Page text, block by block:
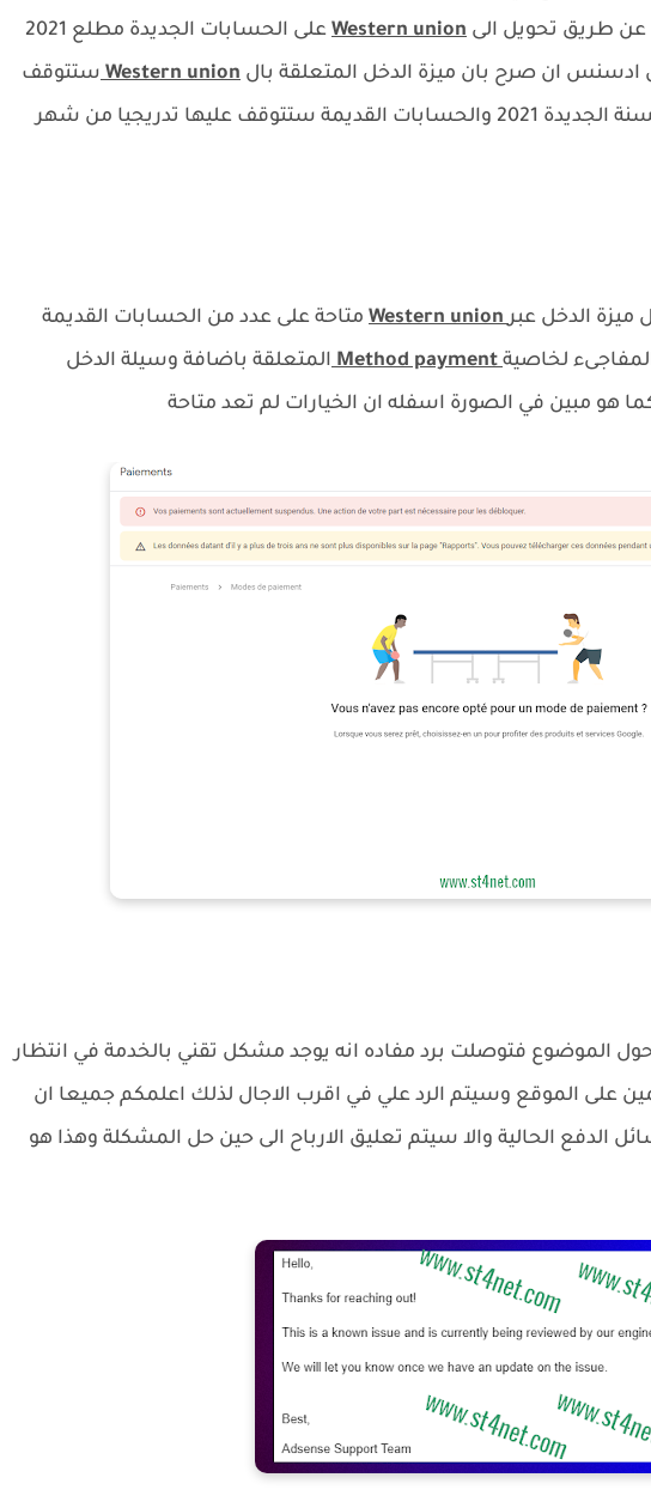
عن طريق تحويل الى Western union
على الحسابات الجديدة مطلع 2021
ادسنس ان صرح بان ميزة الدخل المتعلقة بال Western union ستتوقف
على الحسابات الجديدة انطلاقا من السنة الجديدة 2021 والحسابات القديمة ستتوقف عليها تدريجيا من شهر
ميزة الدخل عبرWestern union
متاحة على عدد من الحسابات القديمة
لخاصيةMethod payment
المتعلقة باضافة وسيلة الدخل
هو مبين في الصورة اسفله ان الخيارات لم تعد متاحة
الموضوع فتوصلت برد مفاده انه يوجد مشكل تقني بالخدمة في انتظار
على الموقع وسيتم الرد علي في اقرب الاجال لذلك اعلمكم جميعا ان
الحالية والا سيتم تعليق الارباح الى حين حل المشكلة وهذا هو